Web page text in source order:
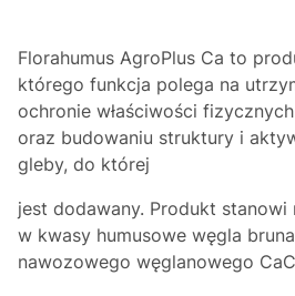
Florahumus AgroPlus Ca to
którego funkcja polega na
ochronie właściwości
oraz budowaniu struktury i
gleby, do której
jest dodawany. Produkt stanowi
w kwasy humusowe węgla
nawozowego węglanowego